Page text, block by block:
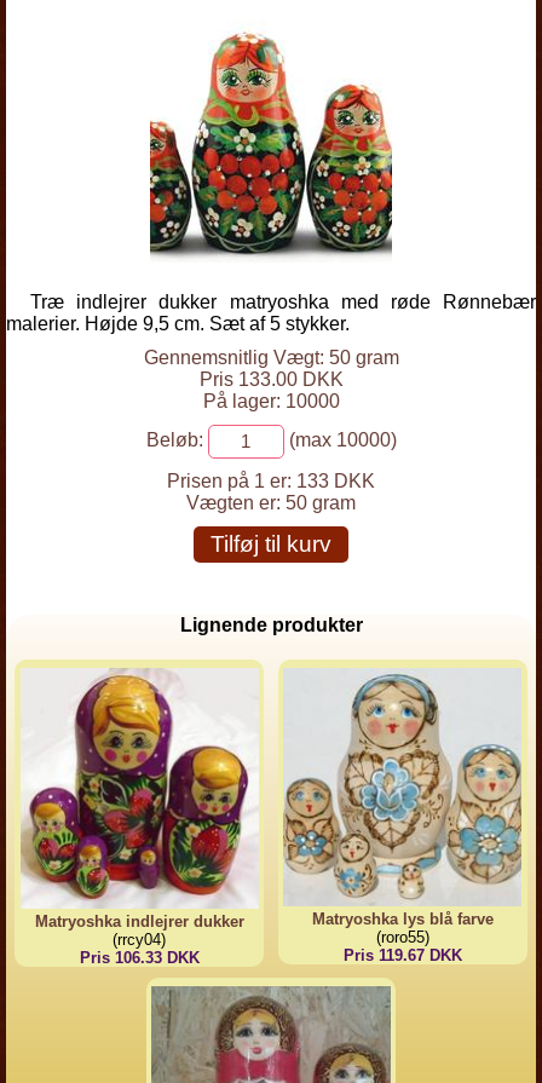
Træ indlejrer dukker matryoshka med røde Rønnebær
malerier. Højde 9,5 cm. Sæt af 5 stykker.
Gennemsnitlig Vægt: 50 gram
Pris 133.00 DKK
På lager: 10000
Beløb:
(max 10000)
Prisen på 1 er: 133 DKK
Vægten er: 50 gram
Tilføj til kurv
Lignende produkter
Matryoshka indlejrer dukker
(rrcy04)
Pris 106.33 DKK
Matryoshka lys blå farve
(roro55)
Pris 119.67 DKK